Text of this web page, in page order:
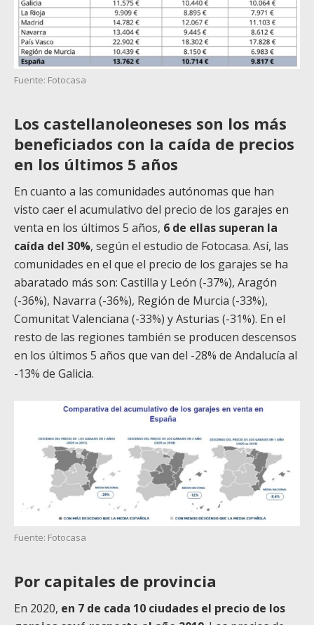
Fuente: Fotocasa
Los castellanoleoneses son los más
beneficiados con la caída de precios
en los últimos 5 años
En cuanto a las comunidades autónomas que han
visto caer el acumulativo del precio de los garajes en
venta en los últimos 5 años, 6 de ellas superan la
caída del 30%, según el estudio de Fotocasa. Así, las
comunidades en el que el precio de los garajes se ha
abaratado más son: Castilla y León (-37%), Aragón
(-36%), Navarra (-36%), Región de Murcia (-33%),
Comunitat Valenciana (-33%) y Asturias (-31%). En el
resto de las regiones también se producen descensos
en los últimos 5 años que van del -28% de Andalucía al
-13% de Galicia.
Fuente: Fotocasa
Por capitales de provincia
En 2020, en 7 de cada 10 ciudades el precio de los